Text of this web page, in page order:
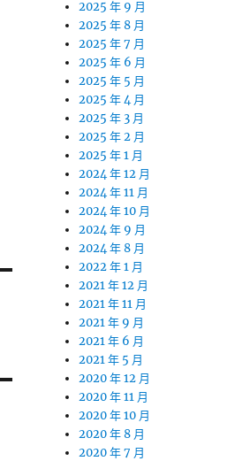
2025 年 9 月
2025 年 8 月
2025 年 7 月
2025 年 6 月
2025 年 5 月
2025 年 4 月
2025 年 3 月
2025 年 2 月
2025 年 1 月
2024 年 12 月
2024 年 11 月
2024 年 10 月
2024 年 9 月
2024 年 8 月
2022 年 1 月
2021 年 12 月
2021 年 11 月
2021 年 9 月
2021 年 6 月
2021 年 5 月
2020 年 12 月
2020 年 11 月
2020 年 10 月
2020 年 8 月
2020 年 7 月